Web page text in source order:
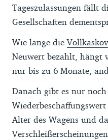
Tageszulassungen fällt
Gesellschaften
Wie lange die
Neuwert bezahlt, hängt
nur bis zu 6 Monate,
Danach gibt es nur noch
Alter des Wagens und